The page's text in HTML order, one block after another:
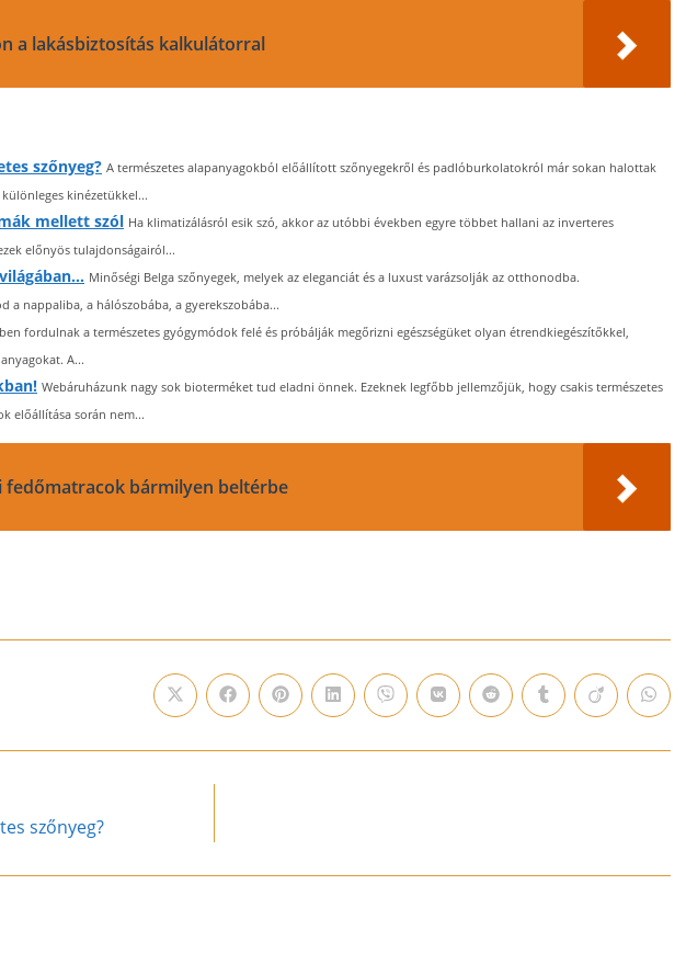
a lakásbiztosítás kalkulátorral
szőnyeg? A természetes alapanyagokból előállított szőnyegekről és padlóburkolatokról már sokan halottak
kinézetükkel...
mellett szól Ha klimatizálásról esik szó, akkor az utóbbi években egyre többet hallani az inverteres
előnyös tulajdonságairól...
Minőségi Belga szőnyegek, melyek az eleganciát és a luxust varázsolják az otthonodba.
a nappaliba, a hálószobába, a gyerekszobába...
fordulnak a természetes gyógymódok felé és próbálják megőrizni egészségüket olyan étrendkiegészítőkkel,
A...
Webáruházunk nagy sok bioterméket tud eladni önnek. Ezeknek legfőbb jellemzőjük, hogy csakis természetes
előállítása során nem...
fedőmatracok bármilyen beltérbe
Opens
in
new
Opens
in
new
Opens
in
new
Opens
in
new
Opens
in
new
Opens
in
new
Opens
in
new
Opens
in
new
Opens
in
new
Opens
in
new
szőnyeg?